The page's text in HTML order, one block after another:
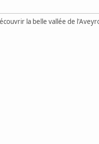
la belle vallée de